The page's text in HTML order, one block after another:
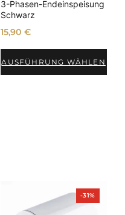
3-Phasen-Endeinspeisung
Schwarz
15,90 €
AUSFÜHRUNG WÄHLEN
-31%Produkt
im